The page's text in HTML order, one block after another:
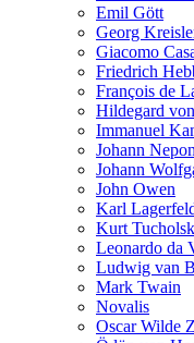
Emil Gött
Georg
Giacomo
Friedrich
François de
Hildegard
Immanuel
Johann
Johann
John Owen
Karl
Kurt
Leonardo da
Ludwig van
Mark Twain
Novalis
Oscar Wilde